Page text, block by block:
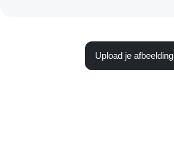
Upload je afbeelding